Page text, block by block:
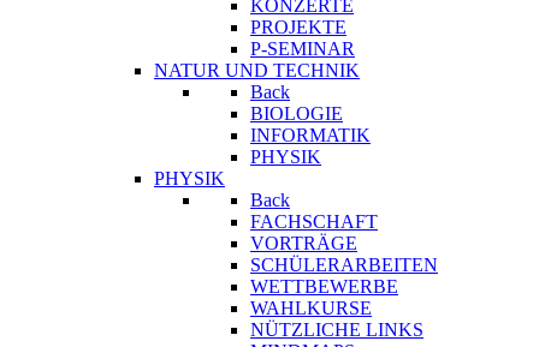
KONZERTE
PROJEKTE
P-SEMINAR
NATUR UND TECHNIK
Back
BIOLOGIE
INFORMATIK
PHYSIK
PHYSIK
Back
FACHSCHAFT
VORTRÄGE
SCHÜLERARBEITEN
WETTBEWERBE
WAHLKURSE
NÜTZLICHE LINKS